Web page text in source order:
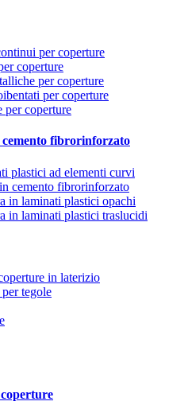
per coperture
coperture
per coperture
per coperture
per coperture
fibrorinforzato
plastici ad elementi curvi
cemento fibrorinforzato
in laminati plastici opachi
in laminati plastici traslucidi
in laterizio
tegole